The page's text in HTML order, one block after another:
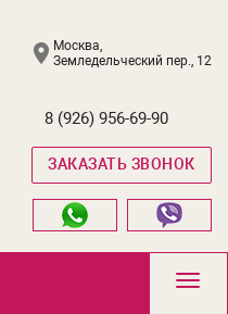
Москва,
Земледельческий пер., 12
8 (926) 956-69-90
ЗАКАЗАТЬ ЗВОНОК